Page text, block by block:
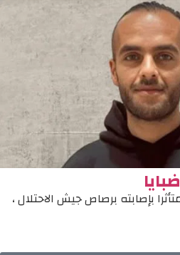
بإصابته برصاص جيش الاحتلال ،